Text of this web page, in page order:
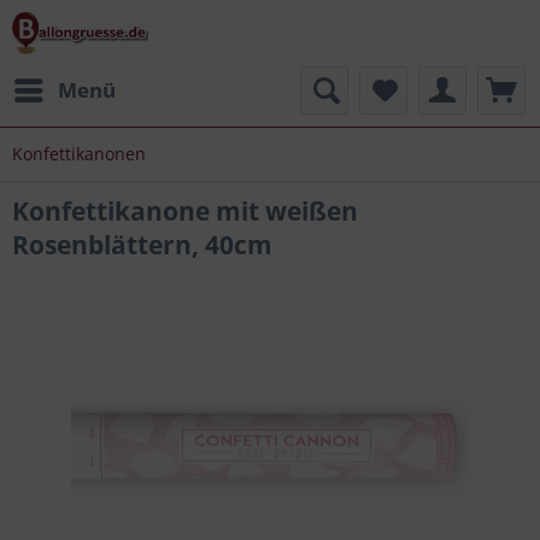
Menü
Konfettikanonen
Konfettikanone mit weißen
Rosenblättern, 40cm